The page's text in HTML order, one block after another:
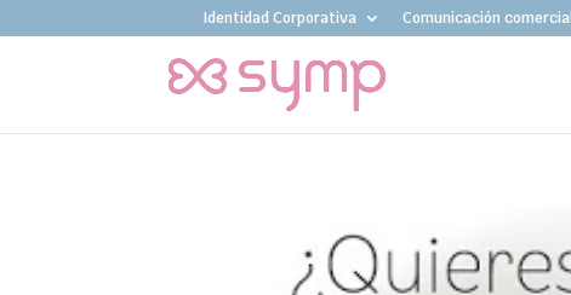
Identidad Corporativa Comunicación comercial